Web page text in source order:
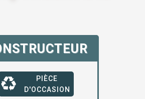
PIÈCE
D'OCCASION